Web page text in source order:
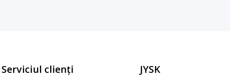
Serviciul clienți JYSK